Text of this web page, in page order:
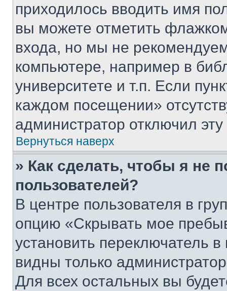
приходилось вводить имя
вы можете отметить
входа, но мы не
компьютере, например в
университете и т.п. Если
каждом посещении»
администратор отключил
Вернуться наверх
» Как сделать, чтобы я не
пользователей?
В центре пользователя в
опцию «Скрывать мое
установить переключатель
видны только
Для всех остальных вы